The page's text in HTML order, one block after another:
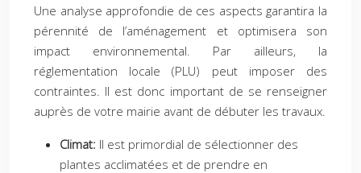
Une analyse approfondie de ces aspects garantira la
pérennité de l’aménagement et optimisera son
impact environnemental. Par ailleurs, la
réglementation locale (PLU) peut imposer des
contraintes. Il est donc important de se renseigner
auprès de votre mairie avant de débuter les travaux.
Climat: Il est primordial de sélectionner des
plantes acclimatées et de prendre en